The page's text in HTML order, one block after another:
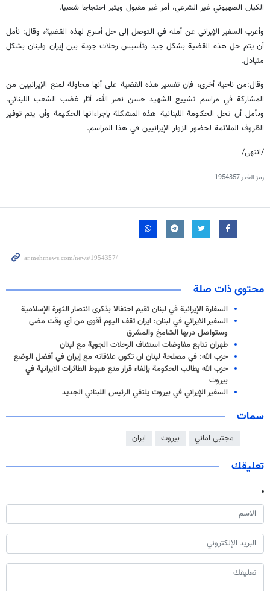
الکیان الصهيوني غير الشرعي، أمر غير مقبول ويثير احتجاجا شعبيا.
وأعرب السفير الإيراني عن أمله في التوصل إلى حل أسرع لهذه القضية، وقال: نأمل
أن يتم حل هذه القضية بشكل جيد وتأسيس رحلات جوية بين إيران ولبنان بشكل
متبادل.
وقال:من ناحية أخرى، فإن تفسير هذه القضية على أنها محاولة لمنع الإيرانيين من
المشاركة في مراسم تشييع الشهيد حسن نصر الله، أثار غضب الشعب اللبناني.
ونأمل أن تحل الحكومة اللبنانية هذه المشكلة بإجراءاتها الحكيمة وأن يتم توفير
الظروف الملائمة لحضور الزوار الإيرانيين في هذا المراسم.
/انتهى/
رمز الخبر1954357
محتوى ذات صلة
السفارة الإيرانية في لبنان تقيم احتفالا بذكرى انتصار الثورة الإسلامية
السفير الايراني في لبنان: ايران تقف اليوم أقوى من أي وقت مضى
وستواصل دربها الشامخ والمشرق
طهران تتابع مفاوضات استئناف الرحلات الجوية مع لبنان
حزب الله: في مصلحة لبنان ان تكون علاقاته مع إيران في أفضل الوضع
حزب الله يطالب الحكومة بإلغاء قرار منع هبوط الطائرات الايرانية في
بيروت
السفير الإيراني في بيروت يلتقي الرئيس اللبناني الجديد
سمات
مجتبى اماني بيروت ايران
تعليقك